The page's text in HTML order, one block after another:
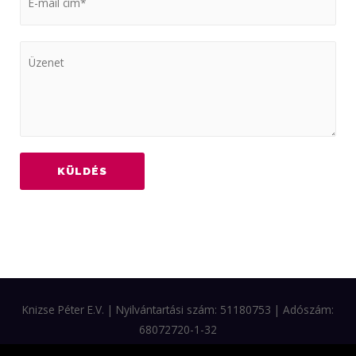
KÜLDÉS
Knizse Péter E.V. | Nyilvántartási szám: 51180753 | Adószám:
68072720-1-32